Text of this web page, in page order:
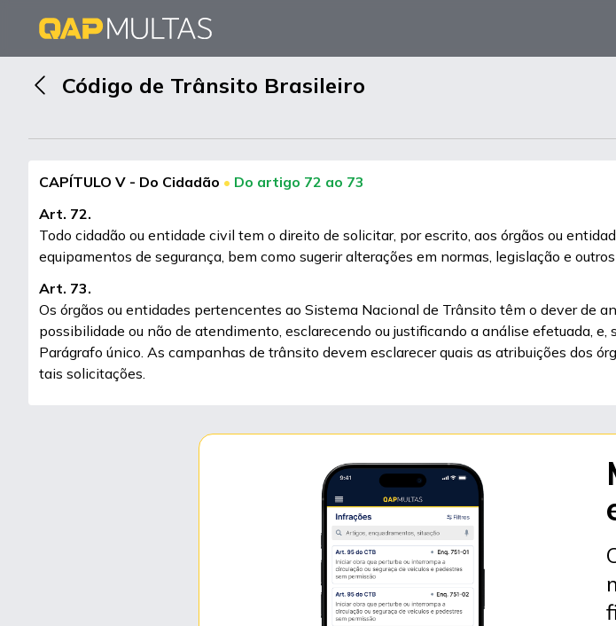
Código de Trânsito Brasileiro
CAPÍTULO V - Do Cidadão • Do artigo 72 ao 73
Art. 72.
Todo cidadão ou entidade civil tem o direito de solicitar, por escrito, aos órgãos ou
equipamentos de segurança, bem como sugerir alterações em normas, legislação e
Art. 73.
Os órgãos ou entidades pertencentes ao Sistema Nacional de Trânsito têm o dever de
possibilidade ou não de atendimento, esclarecendo ou justificando a análise efetuada,
Parágrafo único. As campanhas de trânsito devem esclarecer quais as atribuições dos
tais solicitações.